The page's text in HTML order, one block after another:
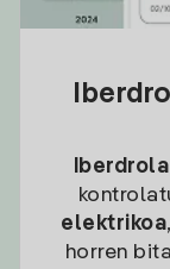
elektrikoa
horren